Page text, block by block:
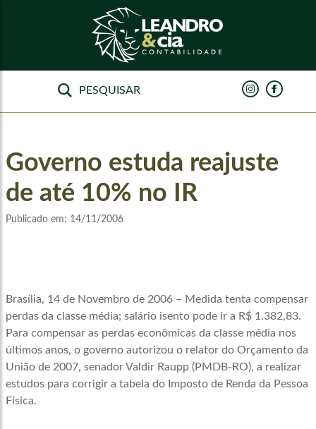
Governo estuda reajuste
de até 10% no IR
Publicado em: 14/11/2006
Brasília, 14 de Novembro de 2006 – Medida tenta compensar
perdas da classe média; salário isento pode ir a R$ 1.382,83.
Para compensar as perdas econômicas da classe média nos
últimos anos, o governo autorizou o relator do Orçamento da
União de 2007, senador Valdir Raupp (PMDB-RO), a realizar
estudos para corrigir a tabela do Imposto de Renda da Pessoa
Física.